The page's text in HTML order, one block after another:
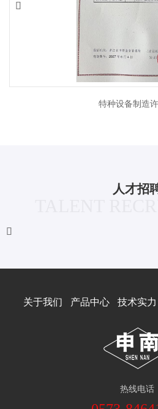
特种设备制造

人才招

关于我们 产品中心 技术实力
热线电话